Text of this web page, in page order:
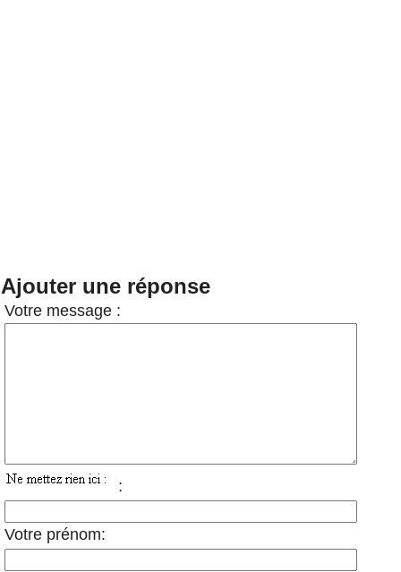
Ajouter une réponse
Votre message :
:
Votre prénom: